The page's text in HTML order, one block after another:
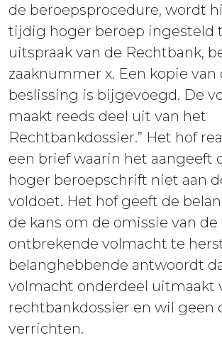
de beroepsprocedure, wordt
tijdig hoger beroep ingesteld
uitspraak van de Rechtbank,
zaaknummer x. Een kopie van
beslissing is bijgevoegd. De
maakt reeds deel uit van het
Rechtbankdossier.” Het hof
een brief waarin het aangeeft
hoger beroepschrift niet aan
voldoet. Het hof geeft de
de kans om de omissie van de
ontbrekende volmacht te
belanghebbende antwoordt
volmacht onderdeel uitmaakt
rechtbankdossier en wil geen
verrichten.